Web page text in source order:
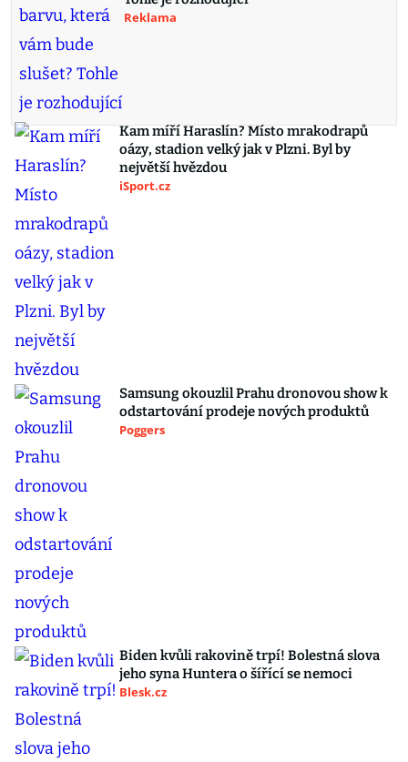
Reklama
Kam míří Haraslín? Místo mrakodrapů
oázy, stadion velký jak v Plzni. Byl by
největší hvězdou
iSport.cz
Samsung okouzlil Prahu dronovou show k
odstartování prodeje nových produktů
Poggers
Biden kvůli rakovině trpí! Bolestná slova
jeho syna Huntera o šířící se nemoci
Blesk.cz